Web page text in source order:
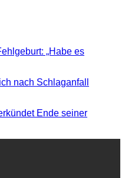
„Habe es
nach Schlaganfall
Ende seiner